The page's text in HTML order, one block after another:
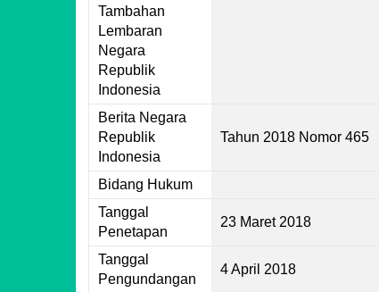
Tambahan
Lembaran
Negara
Republik
Indonesia
Berita Negara
Republik
Indonesia
Tahun 2018 Nomor 465
Bidang Hukum
Tanggal
Penetapan
23 Maret 2018
Tanggal
Pengundangan
4 April 2018